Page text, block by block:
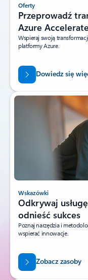
Oferty
Przeprowadź
Azure Accelerate
Wspieraj swoją
platformy Azure.
Dowiedz się
Wskazówki
Odkrywaj
odnieść sukces
Poznaj narzędzia i
wspierać innowacje.
Zobacz zasoby